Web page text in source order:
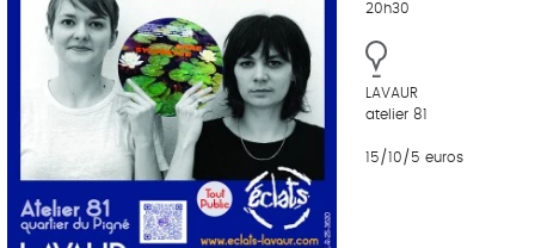
20h30
LAVAUR
atelier 81
15/10/5 euros